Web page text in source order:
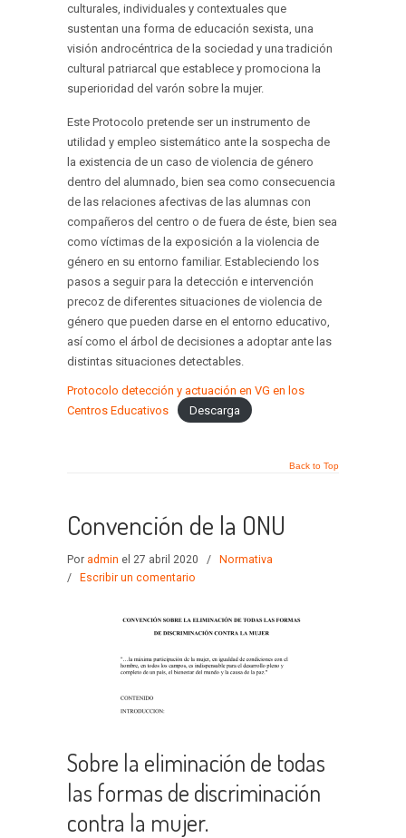
culturales, individuales y contextuales que
sustentan una forma de educación sexista, una
visión androcéntrica de la sociedad y una tradición
cultural patriarcal que establece y promociona la
superioridad del varón sobre la mujer.
Este Protocolo pretende ser un instrumento de
utilidad y empleo sistemático ante la sospecha de
la existencia de un caso de violencia de género
dentro del alumnado, bien sea como consecuencia
de las relaciones afectivas de las alumnas con
compañeros del centro o de fuera de éste, bien sea
como víctimas de la exposición a la violencia de
género en su entorno familiar. Estableciendo los
pasos a seguir para la detección e intervención
precoz de diferentes situaciones de violencia de
género que pueden darse en el entorno educativo,
así como el árbol de decisiones a adoptar ante las
distintas situaciones detectables.
Protocolo detección y actuación en VG en los
Centros Educativos
Descarga
Back to Top
Convención de la ONU
Por admin el 27 abril 2020 /
Normativa
/
Escribir un comentario
Sobre la eliminación de todas
las formas de discriminación
contra la mujer.